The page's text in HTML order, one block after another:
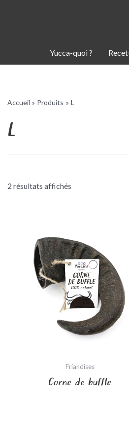
Yucca-quoi ?
Accueil Produits L
L
2 résultats affichés
Friandises
Corne de buffle